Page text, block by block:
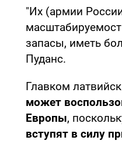
"Их (армии
запасы, иметь
Пуданс.
Главком
может
Европы,
вступят в силу